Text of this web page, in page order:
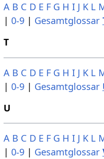
A B C D E F G H I J K L
| 0-9| Gesamtglossar
T
A B C D E F G H I J K L
| 0-9| Gesamtglossar
U
A B C D E F G H I J K L
| 0-9| Gesamtglossar